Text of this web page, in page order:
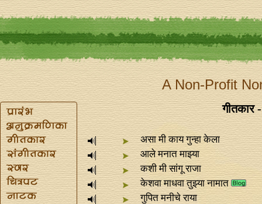
A Non-Profit
गीतकार
असा मी काय गुन्हा केला
आले मनात माझ्या
कशी मी सांगू राजा
केशवा माधवा तुझ्या नामात
गुपित मनीचे राया